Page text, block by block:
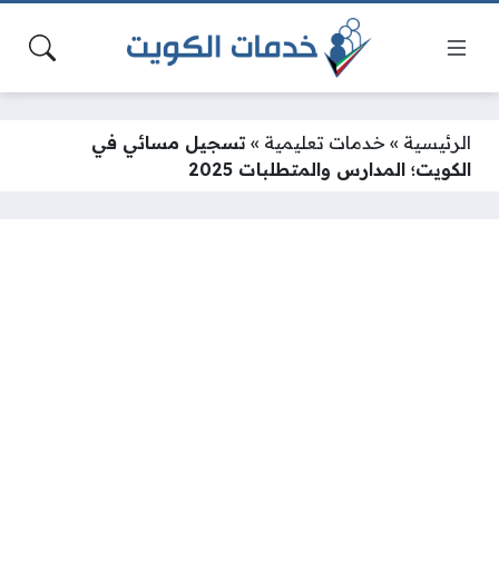
الرئيسية » خدمات تعليمية » تسجيل مسائي في
الكويت؛ المدارس والمتطلبات 2025